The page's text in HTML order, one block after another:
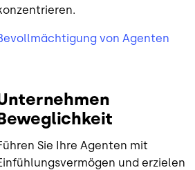
von Agenten
Sie Ihre Agenten mit
und erzielen